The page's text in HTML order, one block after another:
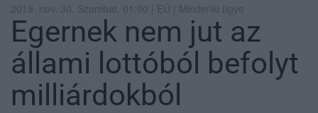
2019. nov. 30. Szombat, 01:00 | EÜ | Mindenki ügye
Egernek nem jut az
állami lottóból befolyt
milliárdokból